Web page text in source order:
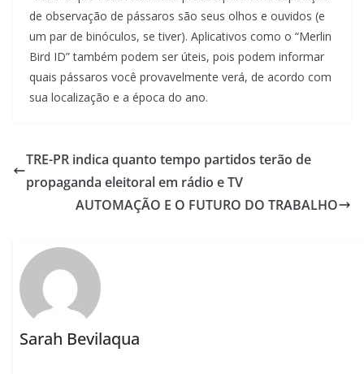
de observação de pássaros são seus olhos e ouvidos (e
um par de binóculos, se tiver). Aplicativos como o “Merlin
Bird ID” também podem ser úteis, pois podem informar
quais pássaros você provavelmente verá, de acordo com
sua localização e a época do ano.
TRE-PR indica quanto tempo partidos terão de
propaganda eleitoral em rádio e TV
AUTOMAÇÃO E O FUTURO DO TRABALHO
Sarah Bevilaqua